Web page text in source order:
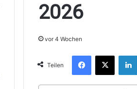
2026
vor 4 Wochen
Teilen
Facebook
X